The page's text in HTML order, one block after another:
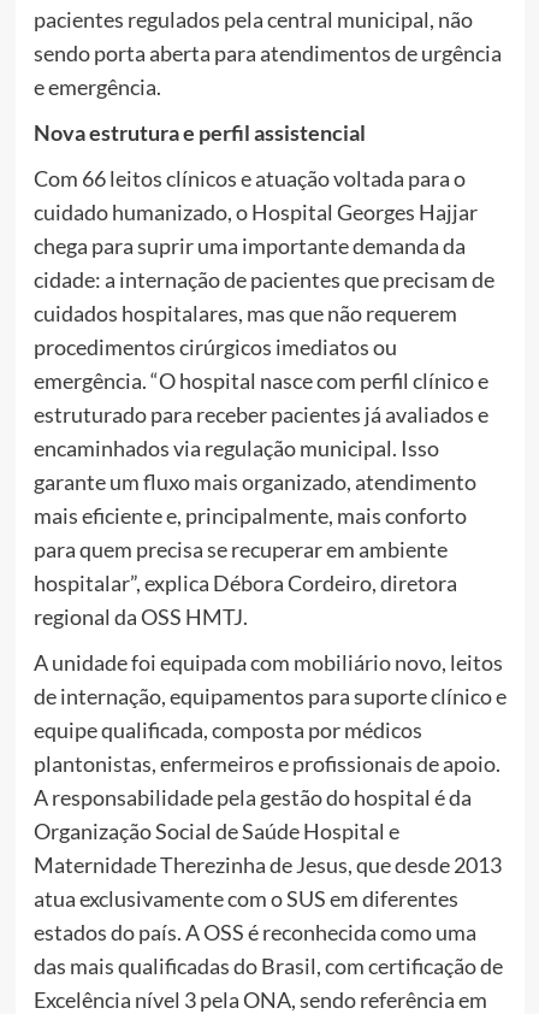
pacientes regulados pela central municipal, não
sendo porta aberta para atendimentos de urgência
e emergência.
Nova estrutura e perfil assistencial
Com 66 leitos clínicos e atuação voltada para o
cuidado humanizado, o Hospital Georges Hajjar
chega para suprir uma importante demanda da
cidade: a internação de pacientes que precisam de
cuidados hospitalares, mas que não requerem
procedimentos cirúrgicos imediatos ou
emergência. “O hospital nasce com perfil clínico e
estruturado para receber pacientes já avaliados e
encaminhados via regulação municipal. Isso
garante um fluxo mais organizado, atendimento
mais eficiente e, principalmente, mais conforto
para quem precisa se recuperar em ambiente
hospitalar”, explica Débora Cordeiro, diretora
regional da OSS HMTJ.
A unidade foi equipada com mobiliário novo, leitos
de internação, equipamentos para suporte clínico e
equipe qualificada, composta por médicos
plantonistas, enfermeiros e profissionais de apoio.
A responsabilidade pela gestão do hospital é da
Organização Social de Saúde Hospital e
Maternidade Therezinha de Jesus, que desde 2013
atua exclusivamente com o SUS em diferentes
estados do país. A OSS é reconhecida como uma
das mais qualificadas do Brasil, com certificação de
Excelência nível 3 pela ONA, sendo referência em